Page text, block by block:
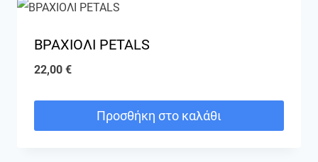
ΒΡΑΧΙΟΛΙ PETALS
22,00 €
Προσθήκη στο καλάθι